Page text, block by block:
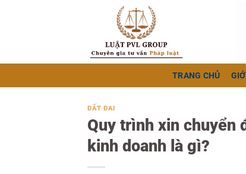
TRANG CHỦ
ĐẤT ĐAI
Quy trình xin chuyển
kinh doanh là gì?